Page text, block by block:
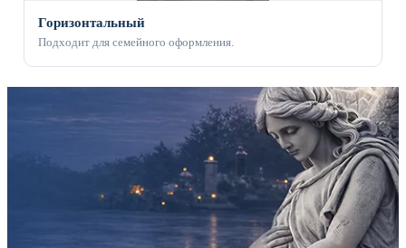
Горизонтальный
Подходит для семейного оформления.